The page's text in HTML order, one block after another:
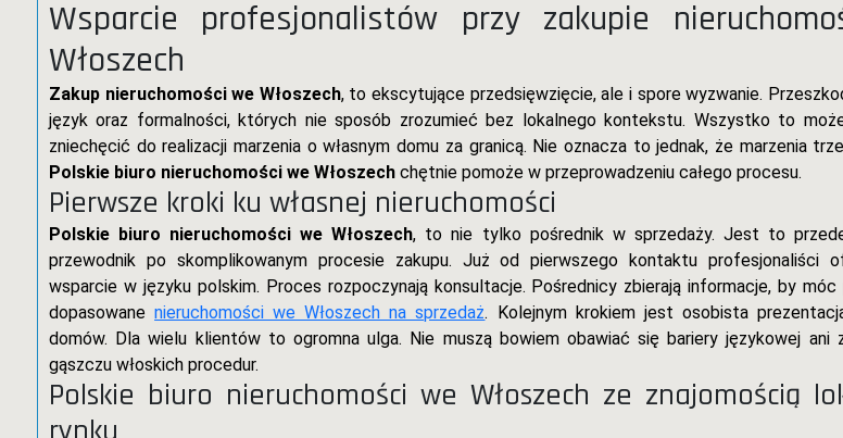
Wsparcie profesjonalistów przy zakupie
Włoszech
Zakup nieruchomości we Włoszech, to ekscytujące przedsięwzięcie, ale i spore wyzwanie.
język oraz formalności, których nie sposób zrozumieć bez lokalnego kontekstu. Wszystko to
zniechęcić do realizacji marzenia o własnym domu za granicą. Nie oznacza to jednak, że marzenia
Polskie biuro nieruchomości we Włoszech chętnie pomoże w przeprowadzeniu całego procesu.
Pierwsze kroki ku własnej nieruchomości
Polskie biuro nieruchomości we Włoszech, to nie tylko pośrednik w sprzedaży. Jest to
przewodnik po skomplikowanym procesie zakupu. Już od pierwszego kontaktu profesjonaliści
wsparcie w języku polskim. Proces rozpoczynają konsultacje. Pośrednicy zbierają informacje, by
dopasowanenieruchomości we Włoszech na sprzedaż. Kolejnym krokiem jest osobista
domów. Dla wielu klientów to ogromna ulga. Nie muszą bowiem obawiać się bariery językowej ani
gąszczu włoskich procedur.
Polskie biuro nieruchomości we Włoszech ze znajomością